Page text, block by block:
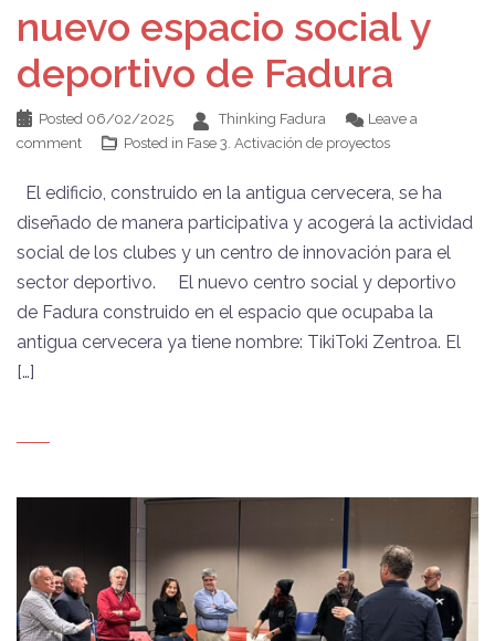
nuevo espacio social y
deportivo de Fadura
Posted 06/02/2025 Thinking Fadura
Leave a
comment
Posted in Fase 3. Activación de proyectos
El edificio, construido en la antigua cervecera, se ha
diseñado de manera participativa y acogerá la actividad
social de los clubes y un centro de innovación para el
sector deportivo. El nuevo centro social y deportivo
de Fadura construido en el espacio que ocupaba la
antigua cervecera ya tiene nombre: TikiToki Zentroa. El
[…]